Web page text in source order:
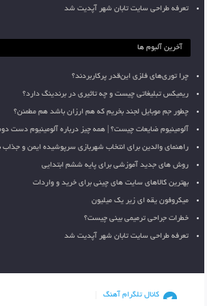
تعرفه طراحی سایت تابان شهر آپدیت شد
آخرین آلبوم ها
چرا توری‌های فلزی این‌قدر پرکاربردند؟
ریمیکس تبلیغاتی چیست و چه تاثیری در برندینگ دارد؟
چطور جم موبایل لجند بخریم که هم ارزان باشد هم مطمئن؟
آلومینیوم ضایعات چیست؟ | همه چیز درباره آلومینیوم دست
راهنمای والدین برای انتخاب شهربازی سرپوشیده ایمن و جذاب
روش های جدید آموزشی برای پایه ششم ابتدایی
بهترین کالاهای سایت های چینی برای خرید و واردات
میکروفون یقه ای زیر یک میلیون
خطرات جراحی ترمیمی بینی چیست؟
تعرفه طراحی سایت تابان شهر آپدیت شد
کانال تلگرام آهنگ